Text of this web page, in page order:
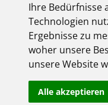
Ihre Bedürfnisse
Technologien
Ergebnisse zu
woher unsere
unsere Website
Alle akzeptieren
DasSENTRON
Device) wurde
Einschaltströme
Anlage stabil zu
Sichere
Integrierte